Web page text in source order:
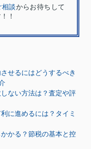
相談からお待ちして
！
せるにはどうするべき
ない方法は？査定や評
に進めるには？タイミ
かる？節税の基本と控